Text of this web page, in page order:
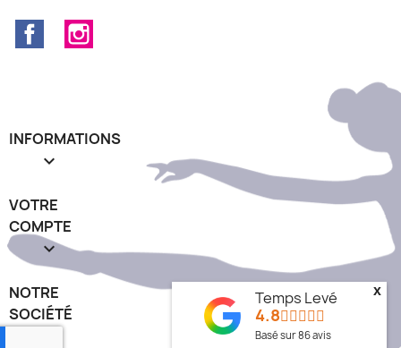
Facebook
INFORMATIONS

VOTRE
COMPTE

NOTRE
SOCIÉTÉ
Temps Levé
4.8
Basé sur86avis
x